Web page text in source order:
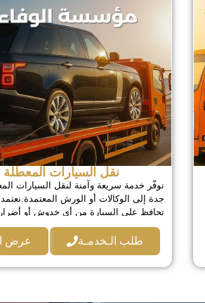
نقل السيارات
نوفّر خدمة سريعة وآمنة لنقل السيارات
جدة إلى الوكالات أو الورش
تحافظ على السيارة من أي خدوش أو أضرار
سطحات هيدروليك مجهزة بالكامل نقل
كاملة للصدام والهيكل خدمة متاحة 24 ساعة
طلب الـخدمـة عرض